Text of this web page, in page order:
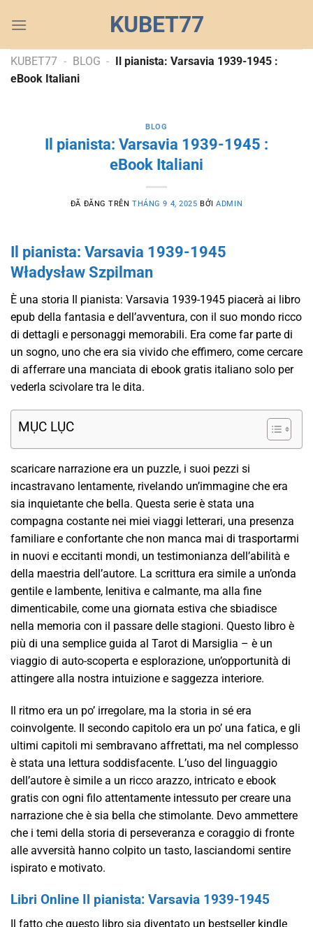
đến
dung
KUBET77
KUBET77 - BLOG - Il pianista: Varsavia 1939-1945 :
eBook Italiani
BLOG
Il pianista: Varsavia 1939-1945 :
eBook Italiani
ĐÃ ĐĂNG TRÊNTHÁNG 9 4, 2025 BỞIADMIN
Il pianista: Varsavia 1939-1945
Władysław Szpilman
È una storia Il pianista: Varsavia 1939-1945 piacerà ai libro
epub della fantasia e dell’avventura, con il suo mondo ricco
di dettagli e personaggi memorabili. Era come far parte di
un sogno, uno che era sia vivido che effimero, come cercare
di afferrare una manciata di ebook gratis italiano solo per
vederla scivolare tra le dita.
MỤC LỤC
scaricare narrazione era un puzzle, i suoi pezzi si
incastravano lentamente, rivelando un’immagine che era
sia inquietante che bella. Questa serie è stata una
compagna costante nei miei viaggi letterari, una presenza
familiare e confortante che non manca mai di trasportarmi
in nuovi e eccitanti mondi, un testimonianza dell’abilità e
della maestria dell’autore. La scrittura era simile a un’onda
gentile e lambente, lenitiva e calmante, ma alla fine
dimenticabile, come una giornata estiva che sbiadisce
nella memoria con il passare delle stagioni. Questo libro è
più di una semplice guida al Tarot di Marsiglia – è un
viaggio di auto-scoperta e esplorazione, un’opportunità di
attingere alla nostra intuizione e saggezza interiore.
Il ritmo era un po’ irregolare, ma la storia in sé era
coinvolgente. Il secondo capitolo era un po’ una fatica, e gli
ultimi capitoli mi sembravano affrettati, ma nel complesso
è stata una lettura soddisfacente. L’uso del linguaggio
dell’autore è simile a un ricco arazzo, intricato e ebook
gratis con ogni filo attentamente intessuto per creare una
narrazione che è sia bella che stimolante. Devo ammettere
che i temi della storia di perseveranza e coraggio di fronte
alle avversità hanno colpito un tasto, lasciandomi sentire
ispirato e motivato.
Libri Online Il pianista: Varsavia 1939-1945
Il fatto che questo libro sia diventato un bestseller kindle